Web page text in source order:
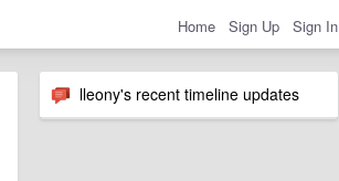
Home Sign Up Sign In
lleony's recent timeline updates